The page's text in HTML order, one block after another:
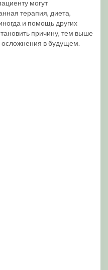
могут
терапия, диета,
и помощь других
причину, тем выше
в будущем.